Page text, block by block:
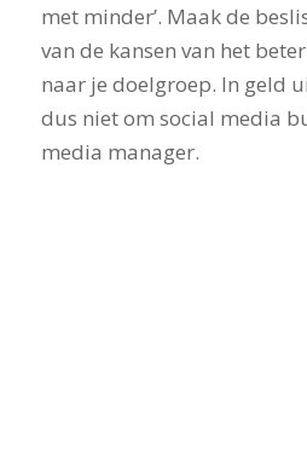
met minder’. Maak de
van de kansen van het
naar je doelgroep. In geld
dus niet om social media
media manager.